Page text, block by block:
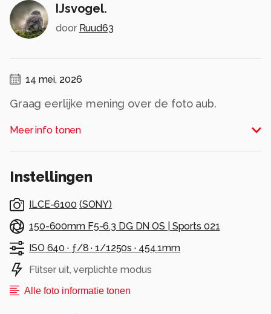
IJsvogel.
door Ruud63
14 mei, 2026
Graag eerlijke mening over de foto aub.
Alle rechten voorbehouden
Meer info tonen
Instellingen
ILCE-6100 (SONY)
150-600mm F5-6.3 DG DN OS | Sports 021
ISO 640 · ƒ/8 ·1/1250s · 454.1mm
Flitser uit, verplichte modus
Alle foto informatie tonen